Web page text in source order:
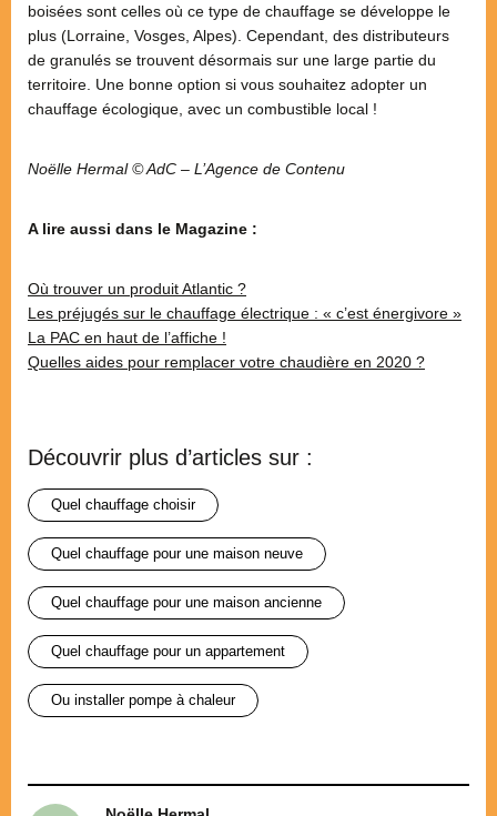
boisées sont celles où ce type de chauffage se développe le
plus (Lorraine, Vosges, Alpes). Cependant, des distributeurs
de granulés se trouvent désormais sur une large partie du
territoire. Une bonne option si vous souhaitez adopter un
chauffage écologique, avec un combustible local !
Noëlle Hermal © AdC – L’Agence de Contenu
A lire aussi dans le Magazine :
Où trouver un produit Atlantic ?
Les préjugés sur le chauffage électrique : « c’est énergivore »
La PAC en haut de l’affiche !
Quelles aides pour remplacer votre chaudière en 2020 ?
Découvrir plus d’articles sur :
quel chauffage choisir
quel chauffage pour une maison neuve
quel chauffage pour une maison ancienne
quel chauffage pour un appartement
ou installer pompe à chaleur